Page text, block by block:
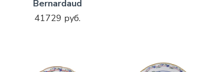
Bernardaud
41729 руб.